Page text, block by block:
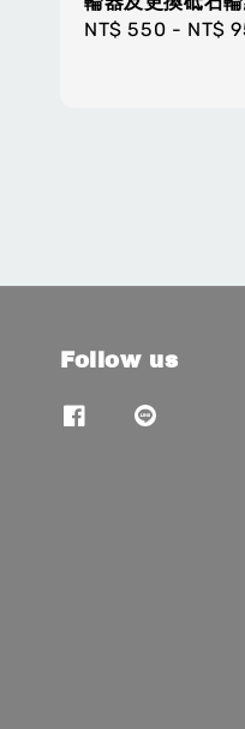
Regular
NT$ 550 - NT$
Follow us